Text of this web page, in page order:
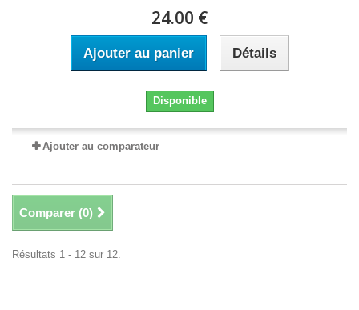
24.00 €
Ajouter au panier Détails
Disponible
Ajouter au comparateur
Comparer (0)
Résultats 1 - 12 sur 12.